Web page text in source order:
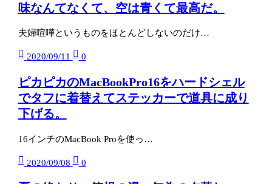
味なんてなくて、空は青くて最高だ。
夫婦喧嘩というものをほとんどしないのだけ…
2020/09/11 0
ピカピカのMacBookPro16をハードシェル
でタフに着替えてステッカーで道具に成り
下げる。
16インチのMacBook Proを使っ…
2020/09/08 0